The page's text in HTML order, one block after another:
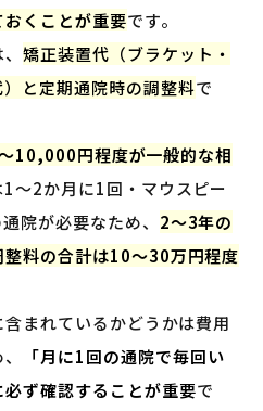
くことが重要です。
、矯正装置代（ブラケット・
と定期通院時の調整料で
10,000円程度が一般的な相
〜2か月に1回・マウスピー
院が必要なため、 2〜3年の
料の合計は10〜30万円程度
まれているかどうかは費用
「月に1回の通院で毎回い
ず確認することが重要で